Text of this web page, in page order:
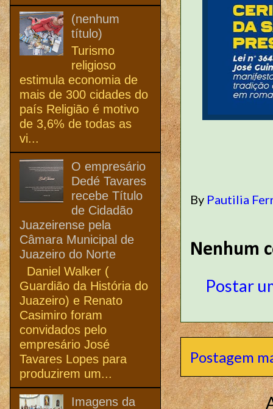
By Pautilia
Nenhum
Postar
Postagem
(nenhum
título)
Turismo
religioso
estimula economia de
mais de 300 cidades do
país Religião é motivo
de 3,6% de todas as
vi...
O empresário
Dedé Tavares
recebe Título
de Cidadão
Juazeirense pela
Câmara Municipal de
Juazeiro do Norte
Daniel Walker (
Guardião da História do
Juazeiro) e Renato
Casimiro foram
convidados pelo
empresário José
Tavares Lopes para
produzirem um...
Imagens da